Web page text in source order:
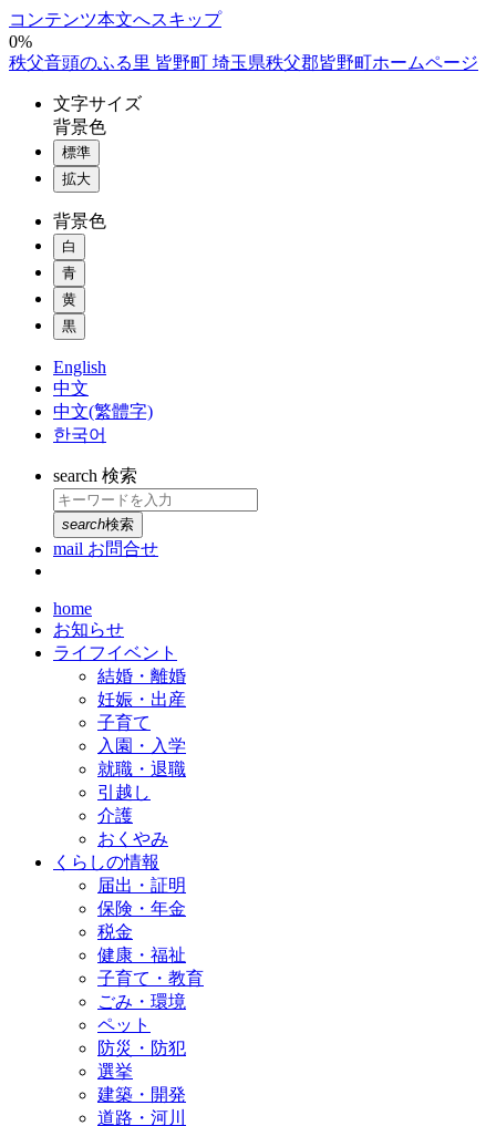
コンテンツ本文へスキップ
0%
秩父音頭のふる里 皆野町 埼玉県秩父郡皆野町ホームページ
文字サイズ
背景色
標準
拡大
背景色
白
青
黄
黒
English
中文
中文(繁體字)
한국어
search 検索
search検索
mail お問合せ
home
お知らせ
ライフイベント
結婚・離婚
妊娠・出産
子育て
入園・入学
就職・退職
引越し
介護
おくやみ
くらしの情報
届出・証明
保険・年金
税金
健康・福祉
子育て・教育
ごみ・環境
ペット
防災・防犯
選挙
建築・開発
道路・河川